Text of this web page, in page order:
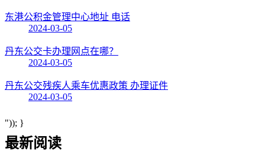
东港公积金管理中心地址 电话
2024-03-05
丹东公交卡办理网点在哪？
2024-03-05
丹东公交残疾人乘车优惠政策 办理证件
2024-03-05
")); }
最新阅读